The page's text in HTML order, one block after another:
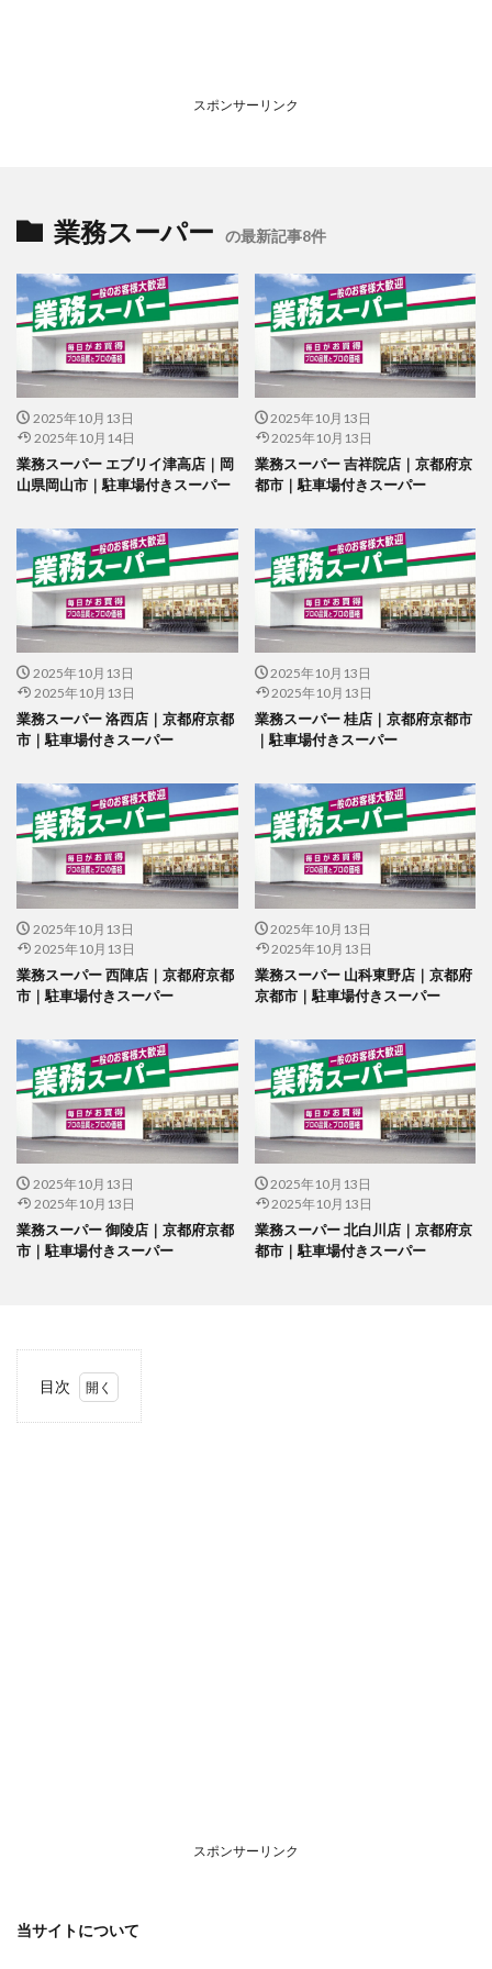
スポンサーリンク
業務スーパー の最新記事8件
2025年10月13日
2025年10月14日
業務スーパー エブリイ津高店｜岡
山県岡山市｜駐車場付きスーパー
2025年10月13日
2025年10月13日
業務スーパー 吉祥院店｜京都府京
都市｜駐車場付きスーパー
2025年10月13日
2025年10月13日
業務スーパー 洛西店｜京都府京都
市｜駐車場付きスーパー
2025年10月13日
2025年10月13日
業務スーパー 桂店｜京都府京都市
｜駐車場付きスーパー
2025年10月13日
2025年10月13日
業務スーパー 西陣店｜京都府京都
市｜駐車場付きスーパー
2025年10月13日
2025年10月13日
業務スーパー 山科東野店｜京都府
京都市｜駐車場付きスーパー
2025年10月13日
2025年10月13日
業務スーパー 御陵店｜京都府京都
市｜駐車場付きスーパー
2025年10月13日
2025年10月13日
業務スーパー 北白川店｜京都府京
都市｜駐車場付きスーパー
目次
スポンサーリンク
当サイトについて